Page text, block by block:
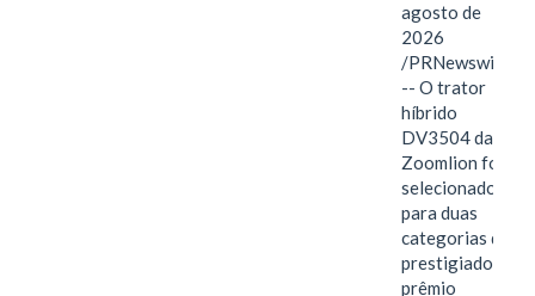
agosto de
2026
/PRNewswire/
-- O trator
híbrido
DV3504 da
Zoomlion foi
selecionado
para duas
categorias do
prestigiado
prêmio